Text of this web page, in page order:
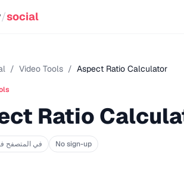
/social
/ Video Tools / Aspect Ratio Calculator
Ratio
في المتصفح No sign-up